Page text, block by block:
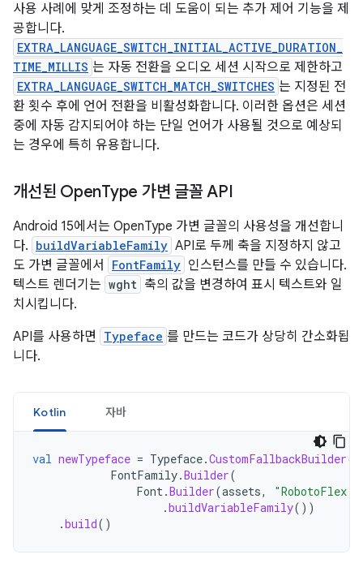
사용 사례에 맞게 조정하는 데 도움이 되는 추가 제어 기능을 제
공합니다.
EXTRA_LANGUAGE_SWITCH_INITIAL_ACTIVE_DURATION_
TIME_MILLIS 는 자동 전환을 오디오 세션 시작으로 제한하고
EXTRA_LANGUAGE_SWITCH_MATCH_SWITCHES 는 지정된 전
환 횟수 후에 언어 전환을 비활성화합니다. 이러한 옵션은 세션
중에 자동 감지되어야 하는 단일 언어가 사용될 것으로 예상되
는 경우에 특히 유용합니다.
개선된 OpenType 가변 글꼴 API
Android 15에서는 OpenType 가변 글꼴의 사용성을 개선합니
다. buildVariableFamily API로 두께 축을 지정하지 않고
도 가변 글꼴에서
FontFamily 인스턴스를 만들 수 있습니다.
텍스트 렌더기는 wght 축의 값을 변경하여 표시 텍스트와 일
치시킵니다.
API를 사용하면
Typeface 를 만드는 코드가 상당히 간소화됩
니다.
Kotlin 자바
val newTypeface = Typeface.CustomFallbackBuilder(
FontFamily.Builder(
Font.Builder(assets,
.buildVariableFamily())
.build()